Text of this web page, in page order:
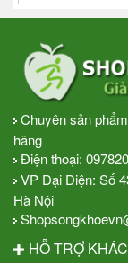
Chuyên sản
hãng
Điện thoại:
VP Đại Diện: Số
Hà Nội
HỖ TRỢ